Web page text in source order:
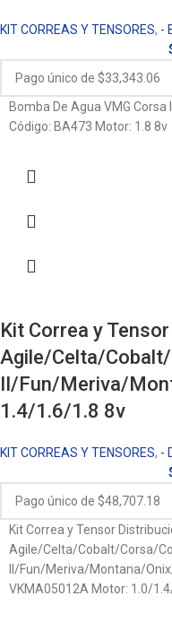
KIT CORREAS Y TENSORES, -
Bomba De Agua VMG
Código: BA473 Motor: 1.8 8v
Kit Correa y
Agile/Celta/
II/Fun/Meriva/
1.4/1.6/1.8 8v
KIT CORREAS Y TENSORES, -
Kit Correa y Tensor
Agile/Celta/Cobalt/Corsa/
II/Fun/Meriva/Montana/
VKMA05012A Motor: 1.0/